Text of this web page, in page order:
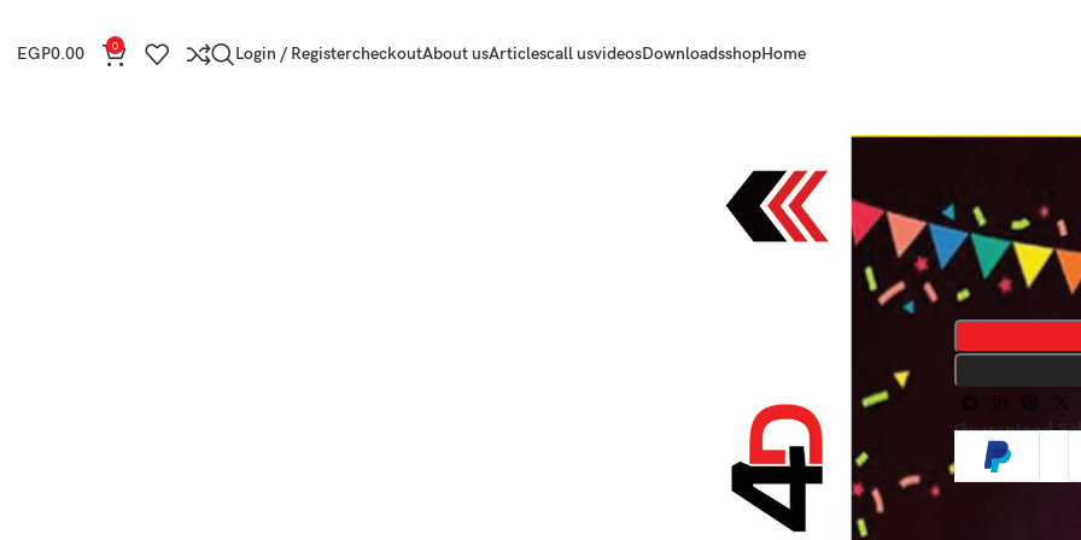
Home
shop
Downloads
videos
call us
Articles
About us
checkout
Login / Register
0
EGP0.00
Guaranteed